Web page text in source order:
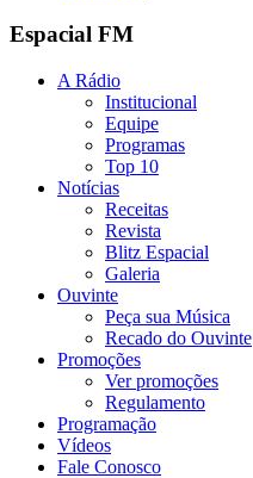
Espacial FM
A Rádio
Institucional
Equipe
Programas
Top 10
Notícias
Receitas
Revista
Blitz Espacial
Galeria
Ouvinte
Peça sua Música
Recado do Ouvinte
Promoções
Ver promoções
Regulamento
Programação
Vídeos
Fale Conosco